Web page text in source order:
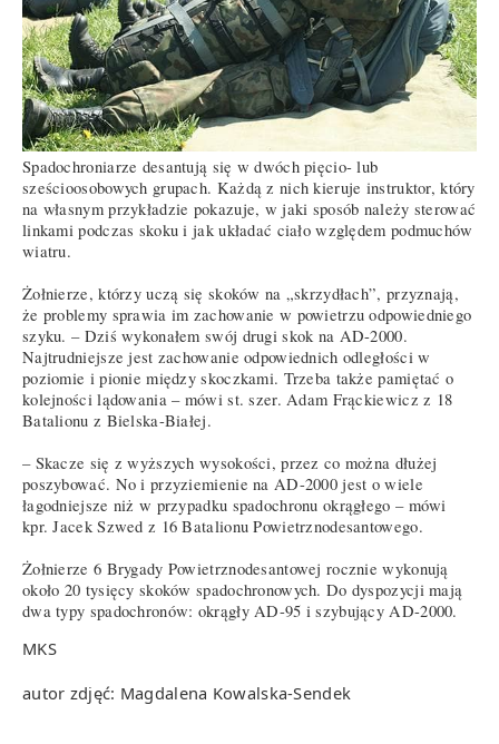
Spadochroniarze desantują się w dwóch pięcio- lub
sześcioosobowych grupach. Każdą z nich kieruje instruktor, który
na własnym przykładzie pokazuje, w jaki sposób należy sterować
linkami podczas skoku i jak układać ciało względem podmuchów
wiatru.
Żołnierze, którzy uczą się skoków na „skrzydłach”, przyznają,
że problemy sprawia im zachowanie w powietrzu odpowiedniego
szyku. – Dziś wykonałem swój drugi skok na AD-2000.
Najtrudniejsze jest zachowanie odpowiednich odległości w
poziomie i pionie między skoczkami. Trzeba także pamiętać o
kolejności lądowania – mówi st. szer. Adam Frąckiewicz z 18
Batalionu z Bielska-Białej.
– Skacze się z wyższych wysokości, przez co można dłużej
poszybować. No i przyziemienie na AD-2000 jest o wiele
łagodniejsze niż w przypadku spadochronu okrągłego – mówi
kpr. Jacek Szwed z 16 Batalionu Powietrznodesantowego.
Żołnierze 6 Brygady Powietrznodesantowej rocznie wykonują
około 20 tysięcy skoków spadochronowych. Do dyspozycji mają
dwa typy spadochronów: okrągły AD-95 i szybujący AD-2000.
MKS
autor zdjęć: Magdalena Kowalska-Sendek